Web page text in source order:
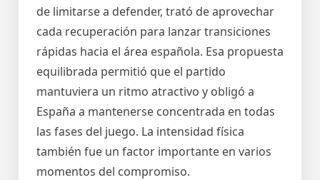
de limitarse a defender, trató de aprovechar
cada recuperación para lanzar transiciones
rápidas hacia el área española. Esa propuesta
equilibrada permitió que el partido
mantuviera un ritmo atractivo y obligó a
España a mantenerse concentrada en todas
las fases del juego. La intensidad física
también fue un factor importante en varios
momentos del compromiso.